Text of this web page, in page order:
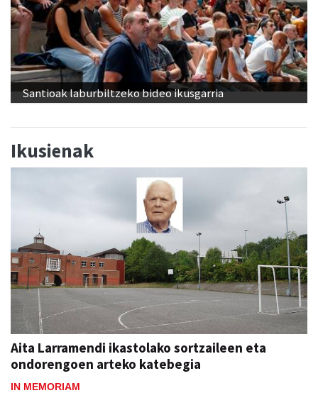
Santioak laburbiltzeko bideo ikusgarria
Ikusienak
Aita Larramendi ikastolako sortzaileen eta
ondorengoen arteko katebegia
IN MEMORIAM